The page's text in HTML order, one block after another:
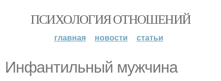
ПСИХОЛОГИЯ ОТНОШЕНИЙ
главная новости статьи
Инфантильный мужчина